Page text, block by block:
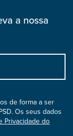
a nossa
de forma a ser
Os seus dados
Privacidade do